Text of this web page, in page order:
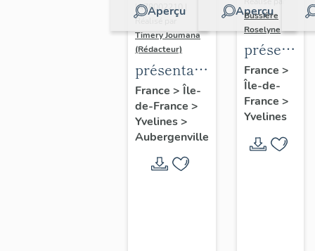
Aperçu
IA78002210 |
Réalisé par
Timery Joumana
(Rédacteur)
présentation
de l'étude
d'Elisabethville
France > Île-
de-France >
Yvelines>
Aubergenville
Aperçu
Bussière
Roselyne
du
diagnostic
et
France >
Île-de-
France >
Yvelines